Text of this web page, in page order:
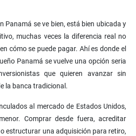
Panamá se ve bien, está bien ubicada y
muchas veces la diferencia real no
cómo se puede pagar. Ahí es donde el
Panamá se vuelve una opción seria
que quieren avanzar sin
la banca tradicional.
al mercado de Estados Unidos,
Comprar desde fuera, acreditar
estructurar una adquisición para retiro,